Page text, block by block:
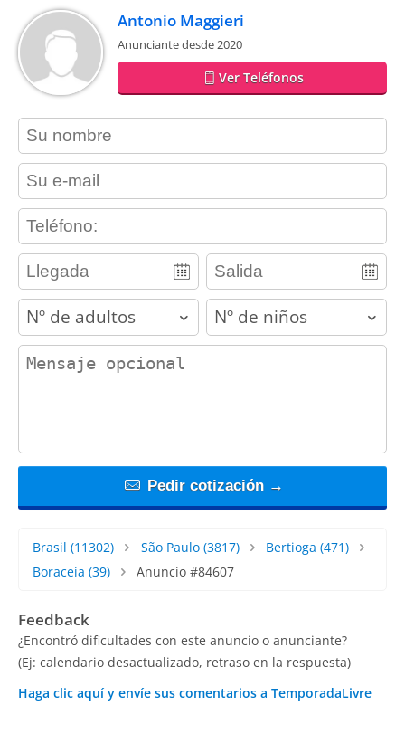
Antonio Maggieri
Anunciante desde 2020
Ver Teléfonos
contact_name
contact_email
contact_phone
adults children
contact_message
Pedir cotización →
Brasil (11302) São Paulo(3817) Bertioga (471)
Boraceia (39) Anuncio #84607
Feedback
¿Encontró dificultades con este anuncio o anunciante?
(Ej: calendario desactualizado, retraso en la respuesta)
Haga clic aquí y envíe sus comentarios a TemporadaLivre